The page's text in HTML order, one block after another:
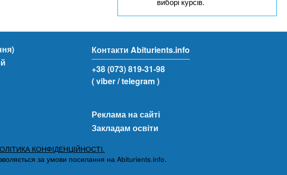
Контакти Abiturients.info
+38 (073) 819-31-98
( viber/ telegram )
Реклама на сайті
Закладам освіти
КОНФІДЕНЦІЙНОСТІ.
за умови посилання на Abiturients.info.